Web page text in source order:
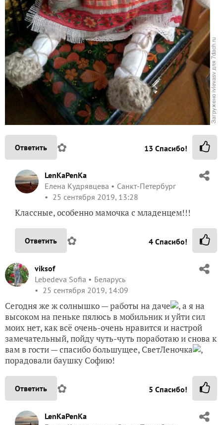
Ответить ✿ 13 Спасибо!
LenKaPenKa
Елена Кудрявцева
Санкт-Петербург
25 сентября 2019, 13:28
Классные, особенно мамочка с младенцем!!!
Ответить ✿ 4 Спасибо!
viksof
Lebedeva Sofia
Беларусь
25 сентября 2019, 14:09
Сегодня же ж солнышко — работы на даче
, а я на
высоком на пеньке пялюсь в мобильник и уйти сил
моих нет, как всё очень-очень нравится и настрой
замечательный, пойду чуть-чуть поработаю и снова к
вам в гости — спасибо большущее, СветЛеночка
,
порадовали баушку Софию!
Ответить ✿ 5 Спасибо!
LenKaPenKa